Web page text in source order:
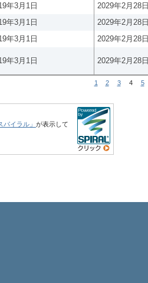
年3月1日
2029年2月28日
年3月1日
2029年2月28日
年3月1日 2029年2月28日
年3月1日 2029年2月28日
1 2 3 4 5
イラル」 が表示して